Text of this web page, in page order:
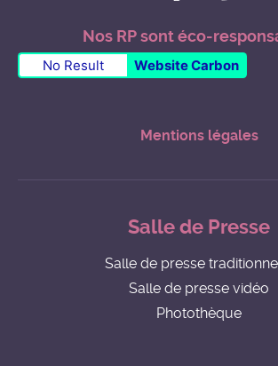
Nos RP sont éco-
No Result Website Carbon
Mentions légales
Salle de Presse
Salle de presse
Salle de presse vidéo
Photothèque